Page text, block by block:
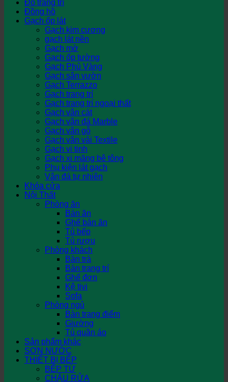
Đồ trang trí
Đồng hồ
Gạch ốp lát
Gạch kim cương
gạch lát nền
Gạch mờ
Gạch ốp tường
Gạch Phủ Vàng
Gạch sân vườn
Gạch Terrazzo
Gạch trang trí
Gạch trang trí ngoại thất
Gạch vân cát
Gạch vân đá Marble
Gạch vân gỗ
Gạch vân vải Textile
Gạch vi tinh
Gạch xi măng bê tông
Phụ kiện lát gạch
Vân đá tự nhiên
Khóa cửa
Nội Thất
Phòng ăn
Bàn ăn
Ghế bàn ăn
Tủ bếp
Tủ rượu
Phòng khách
Bàn trà
Bàn trang trí
Ghế đơn
Kệ tivi
Sofa
Phòng ngủ
Bàn trang điểm
Giường
Tủ quần áo
Sản phẩm khác
SƠN NƯỚC
THIẾT BỊ BẾP
BẾP TỪ
CHẬU RỬA